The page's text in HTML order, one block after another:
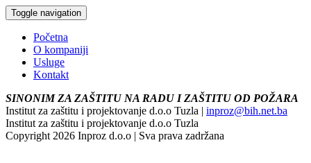
Toggle navigation
Početna
O kompaniji
Usluge
Kontakt
SINONIM ZA ZAŠTITU NA RADU I ZAŠTITU OD POŽARA
Institut za zaštitu i projektovanje d.o.o Tuzla | inproz@bih.net.ba
Institut za zaštitu i projektovanje d.o.o Tuzla
Copyright 2026 Inproz d.o.o | Sva prava zadržana